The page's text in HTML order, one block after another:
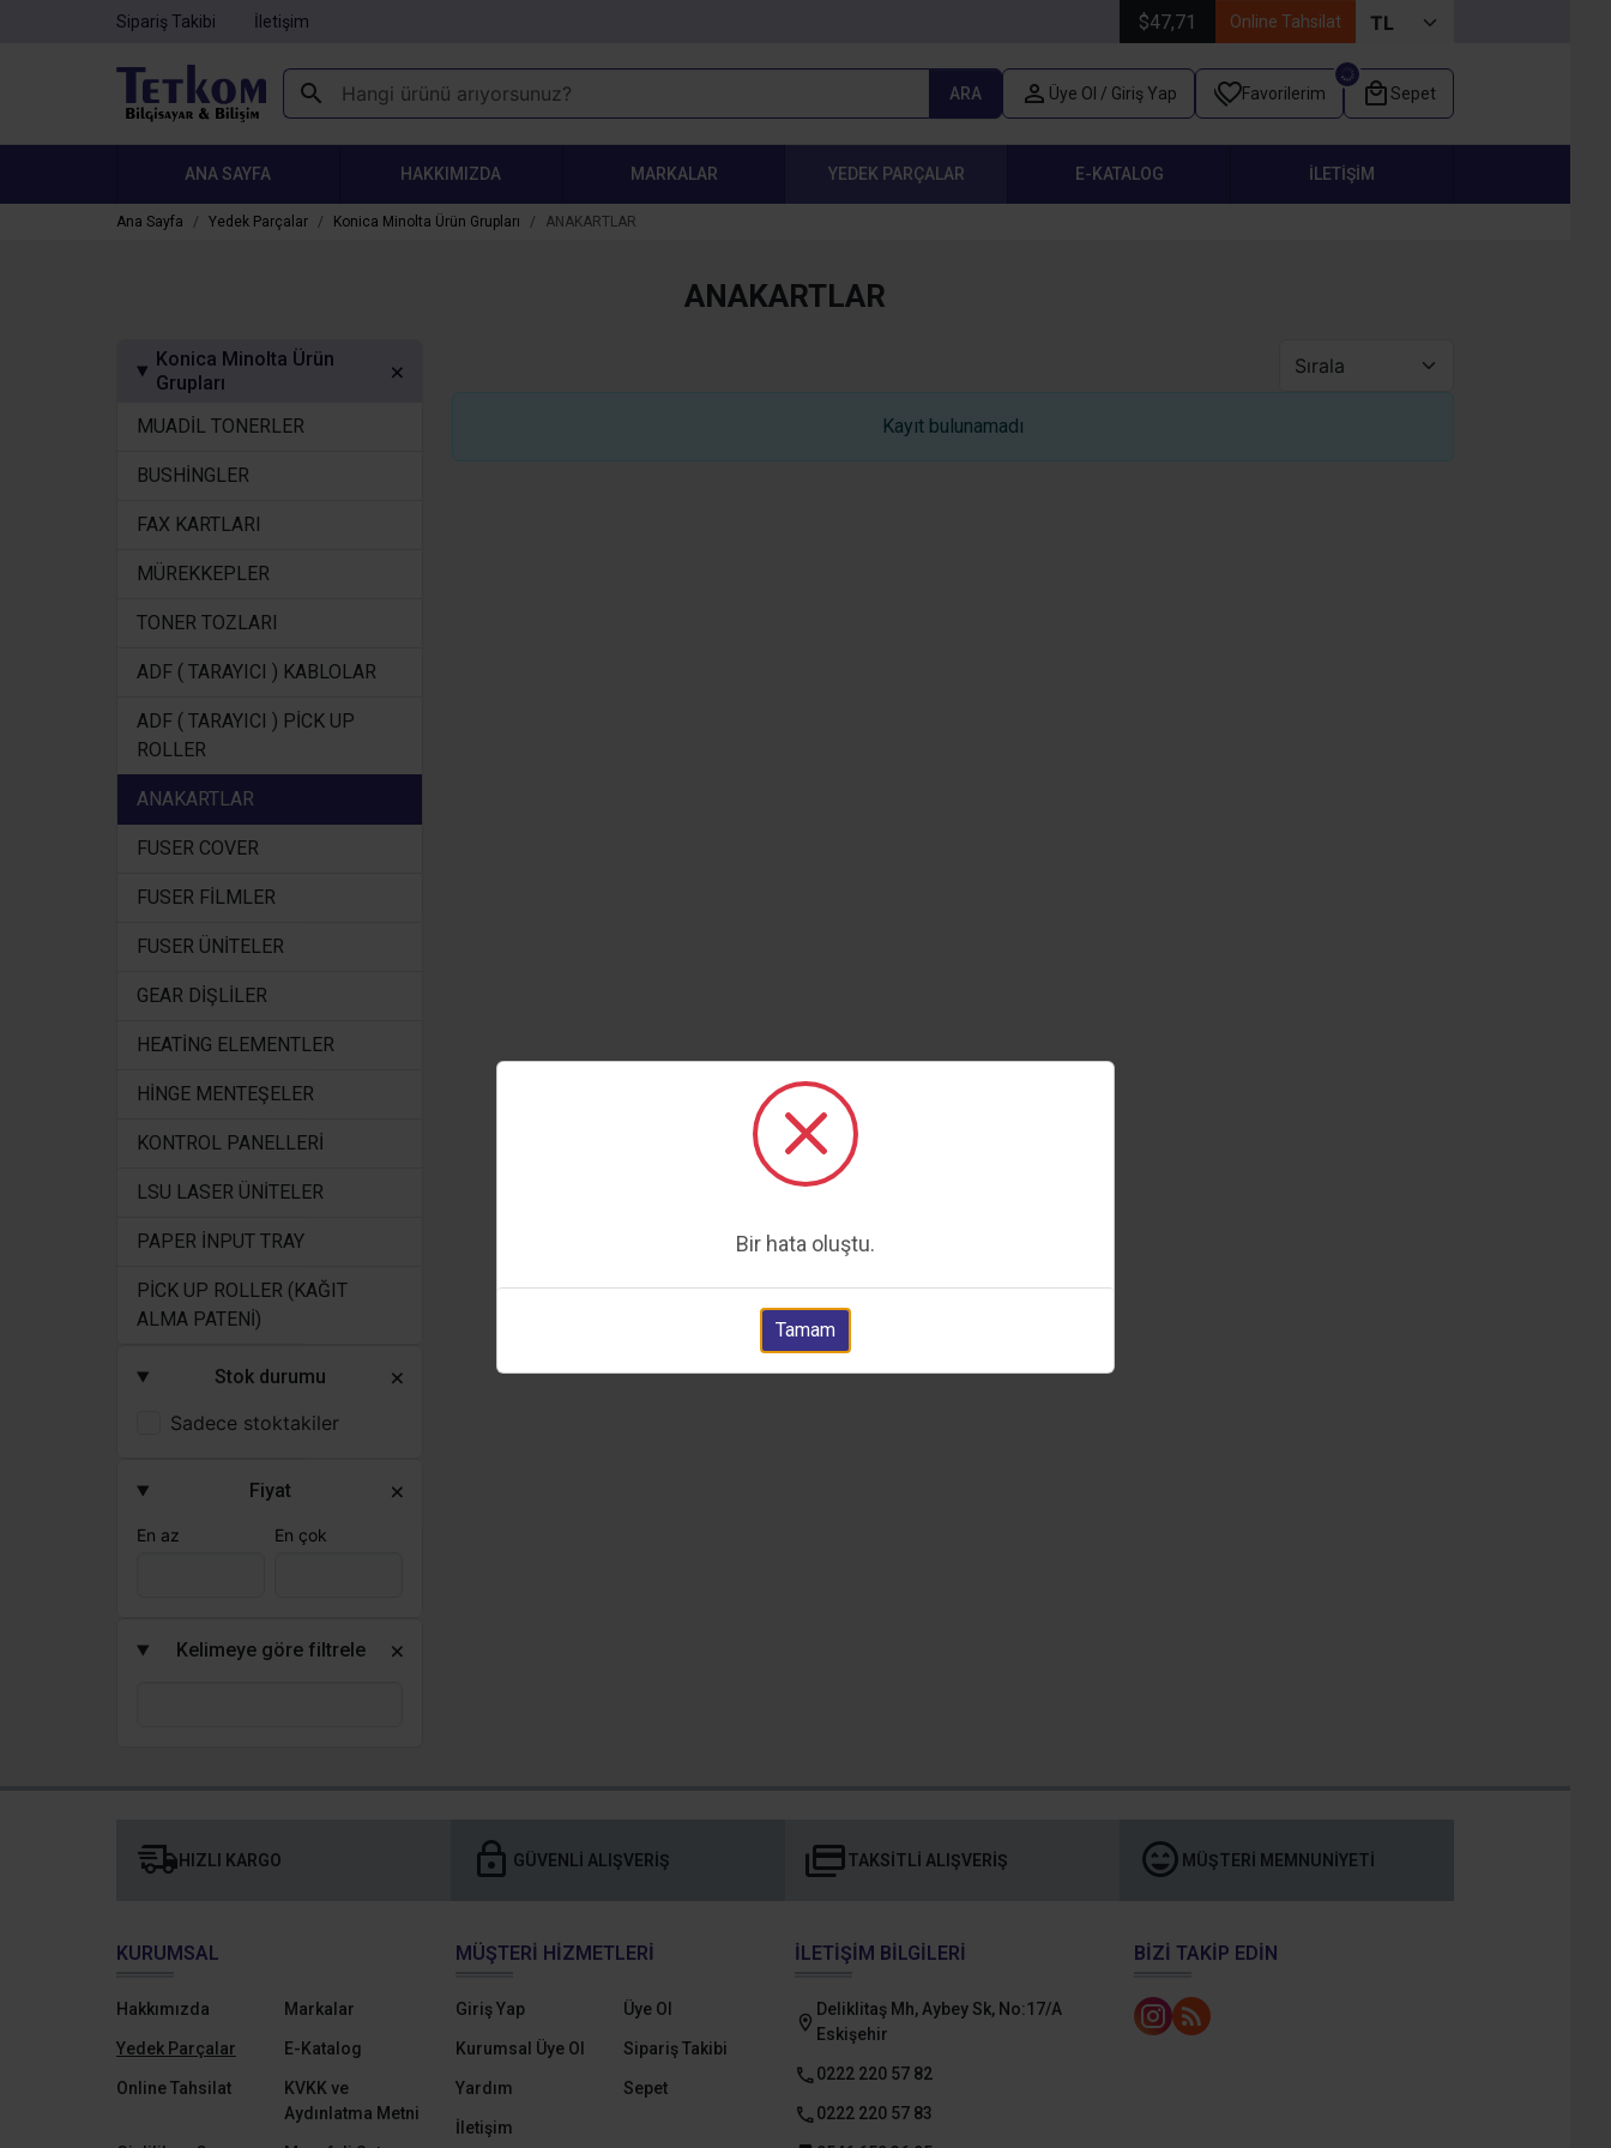
Sipariş Takibi İletişim $47,71 Online Tahsilat
ARA Üye Ol / Giriş Yap Favorilerim Sepet
ANA SAYFA HAKKIMIZDA MARKALAR YEDEK PARÇALAR E-KATALOG İLETIŞIM
Ana Sayfa Yedek Parçalar Konica Minolta Ürün Grupları ANAKARTLAR
ANAKARTLAR
Konica Minolta Ürün
Grupları
MUADİL TONERLER
BUSHİNGLER
FAX KARTLARI
MÜREKKEPLER
TONER TOZLARI
ADF ( TARAYICI ) KABLOLAR
ADF ( TARAYICI ) PİCK UP
ROLLER
ANAKARTLAR
FUSER COVER
FUSER FİLMLER
FUSER ÜNİTELER
GEAR DİŞLİLER
HEATİNG ELEMENTLER
HİNGE MENTEŞELER
KONTROL PANELLERİ
LSU LASER ÜNİTELER
PAPER İNPUT TRAY
PİCK UP ROLLER (KAĞIT
ALMA PATENİ)
Stok durumu
Sadece stoktakiler
Fiyat
En az En çok
Kelimeye göre filtrele
Kayıt bulunamadı
HIZLI KARGO GÜVENLI ALIŞVERIŞ TAKSITLI ALIŞVERIŞ MÜŞTERI MEMNUNIYETI
KURUMSAL
Hakkımızda Markalar
Yedek Parçalar E-Katalog
Online Tahsilat
KVKK ve
Aydınlatma Metni
MÜŞTERI HIZMETLERI
Giriş Yap Üye Ol
Kurumsal Üye Ol Sipariş Takibi
Yardım Sepet
İletişim
İLETIŞIM BILGILERI
Deliklitaş Mh, Aybey Sk, No:17/A
Eskişehir
0222 220 57 82
0222 220 57 83
BIZI TAKIP EDIN
Bir hata oluştu.
Tamam